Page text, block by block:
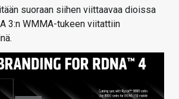
suoraan siihen viittaavaa dioissa
3:n WMMA-tukeen viitattiin